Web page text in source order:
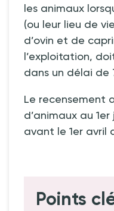
les animaux
(ou leur lieu de
d’ovin et de
l’exploitation,
dans un délai de
Le recensement
d’animaux au
avant le 1er avril
Points